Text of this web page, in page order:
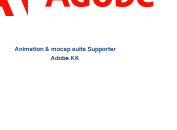
Animation & mocap suits Supporter
Adobe KK